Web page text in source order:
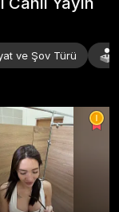
ve Şov Türü